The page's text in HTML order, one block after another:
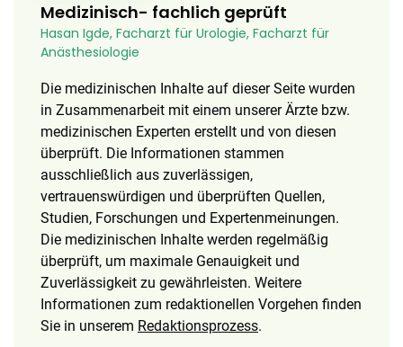
Medizinisch- fachlich geprüft
Hasan Igde, Facharzt für Urologie, Facharzt für
Anästhesiologie
Die medizinischen Inhalte auf dieser Seite wurden
in Zusammenarbeit mit einem unserer Ärzte bzw.
medizinischen Experten erstellt und von diesen
überprüft. Die Informationen stammen
ausschließlich aus zuverlässigen,
vertrauenswürdigen und überprüften Quellen,
Studien, Forschungen und Expertenmeinungen.
Die medizinischen Inhalte werden regelmäßig
überprüft, um maximale Genauigkeit und
Zuverlässigkeit zu gewährleisten. Weitere
Informationen zum redaktionellen Vorgehen finden
Sie in unserem Redaktionsprozess.